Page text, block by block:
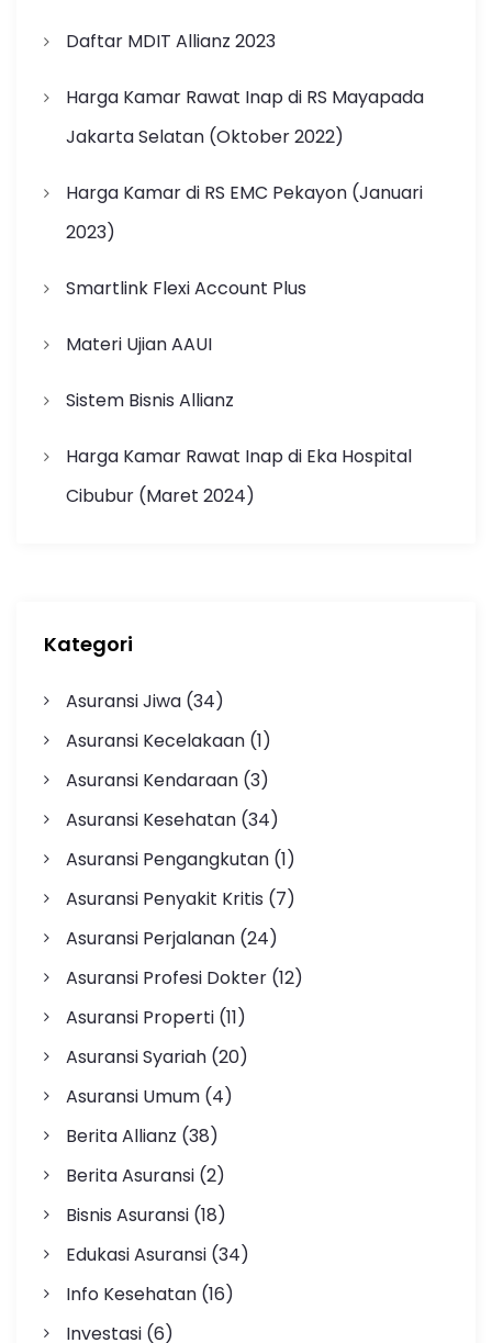
Daftar MDIT Allianz 2023
Harga Kamar Rawat Inap di RS Mayapada
Jakarta Selatan (Oktober 2022)
Harga Kamar di RS EMC Pekayon (Januari
2023)
Smartlink Flexi Account Plus
Materi Ujian AAUI
Sistem Bisnis Allianz
Harga Kamar Rawat Inap di Eka Hospital
Cibubur (Maret 2024)
Kategori
Asuransi Jiwa(34)
Asuransi Kecelakaan(1)
Asuransi Kendaraan(3)
Asuransi Kesehatan(34)
Asuransi Pengangkutan(1)
Asuransi Penyakit Kritis (7)
Asuransi Perjalanan(24)
Asuransi Profesi Dokter(12)
Asuransi Properti(11)
Asuransi Syariah(20)
Asuransi Umum(4)
Berita Allianz (38)
Berita Asuransi(2)
Bisnis Asuransi(18)
Edukasi Asuransi(34)
Info Kesehatan(16)
Investasi(6)